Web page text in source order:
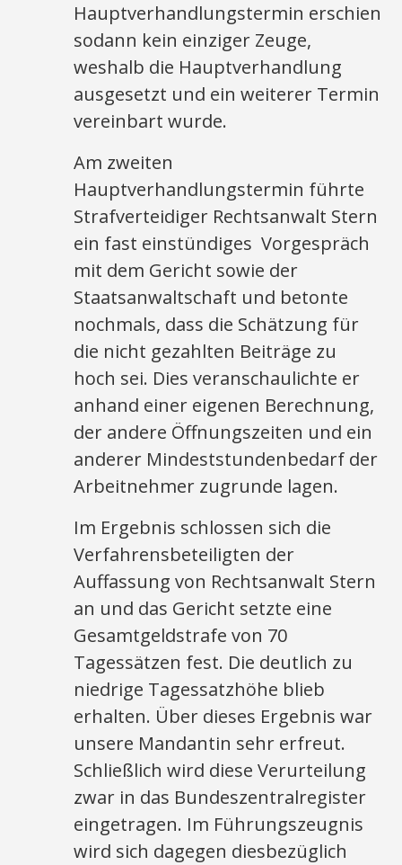
Hauptverhandlungstermin erschien
sodann kein einziger Zeuge,
weshalb die Hauptverhandlung
ausgesetzt und ein weiterer Termin
vereinbart wurde.
Am zweiten
Hauptverhandlungstermin führte
Strafverteidiger Rechtsanwalt Stern
ein fast einstündiges Vorgespräch
mit dem Gericht sowie der
Staatsanwaltschaft und betonte
nochmals, dass die Schätzung für
die nicht gezahlten Beiträge zu
hoch sei. Dies veranschaulichte er
anhand einer eigenen Berechnung,
der andere Öffnungszeiten und ein
anderer Mindeststundenbedarf der
Arbeitnehmer zugrunde lagen.
Im Ergebnis schlossen sich die
Verfahrensbeteiligten der
Auffassung von Rechtsanwalt Stern
an und das Gericht setzte eine
Gesamtgeldstrafe von 70
Tagessätzen fest. Die deutlich zu
niedrige Tagessatzhöhe blieb
erhalten. Über dieses Ergebnis war
unsere Mandantin sehr erfreut.
Schließlich wird diese Verurteilung
zwar in das Bundeszentralregister
eingetragen. Im Führungszeugnis
wird sich dagegen diesbezüglich